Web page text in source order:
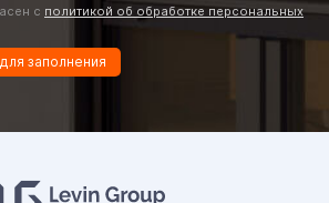
с политикой об обработке персональных
заполнения